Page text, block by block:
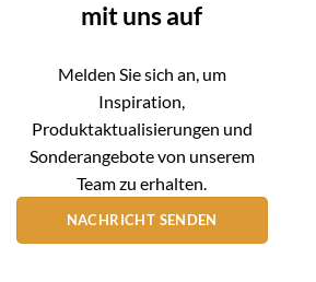
mit uns auf
Melden Sie sich an, um
Inspiration,
Produktaktualisierungen und
Sonderangebote von unserem
Team zu erhalten.
NACHRICHT SENDEN